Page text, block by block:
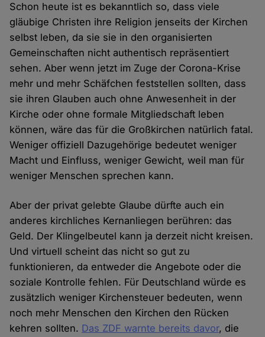
Schon heute ist es bekanntlich so, dass viele
gläubige Christen ihre Religion jenseits der Kirchen
selbst leben, da sie sie in den organisierten
Gemeinschaften nicht authentisch repräsentiert
sehen. Aber wenn jetzt im Zuge der Corona-Krise
mehr und mehr Schäfchen feststellen sollten, dass
sie ihren Glauben auch ohne Anwesenheit in der
Kirche oder ohne formale Mitgliedschaft leben
können, wäre das für die Großkirchen natürlich fatal.
Weniger offiziell Dazugehörige bedeutet weniger
Macht und Einfluss, weniger Gewicht, weil man für
weniger Menschen sprechen kann.
Aber der privat gelebte Glaube dürfte auch ein
anderes kirchliches Kernanliegen berühren: das
Geld. Der Klingelbeutel kann ja derzeit nicht kreisen.
Und virtuell scheint das nicht so gut zu
funktionieren, da entweder die Angebote oder die
soziale Kontrolle fehlen. Für Deutschland würde es
zusätzlich weniger Kirchensteuer bedeuten, wenn
noch mehr Menschen den Kirchen den Rücken
kehren sollten. Das ZDF warnte bereits davor, die